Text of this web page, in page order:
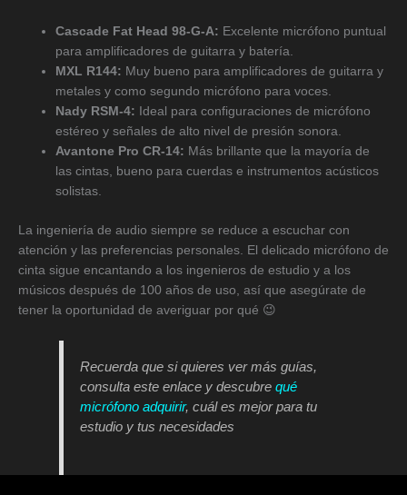
Cascade Fat Head 98-G-A: Excelente micrófono puntual
para amplificadores de guitarra y batería.
MXL R144: Muy bueno para amplificadores de guitarra y
metales y como segundo micrófono para voces.
Nady RSM-4: Ideal para configuraciones de micrófono
estéreo y señales de alto nivel de presión sonora.
Avantone Pro CR-14: Más brillante que la mayoría de
las cintas, bueno para cuerdas e instrumentos acústicos
solistas.
La ingeniería de audio siempre se reduce a escuchar con
atención y las preferencias personales. El delicado micrófono de
cinta sigue encantando a los ingenieros de estudio y a los
músicos después de 100 años de uso, así que asegúrate de
tener la oportunidad de averiguar por qué 😉
Recuerda que si quieres ver más guías,
consulta este enlace y descubrequé
micrófono adquirir, cuál es mejor para tu
estudio y tus necesidades